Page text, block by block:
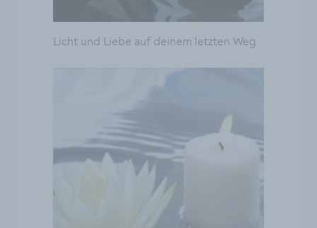
Licht und Liebe auf deinem letzten Weg